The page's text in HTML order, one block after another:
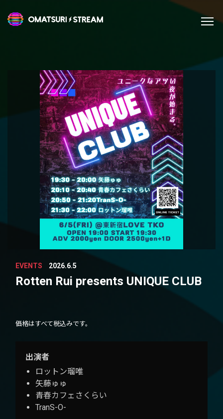
EVENTS 2026.6.5
Rotten Rui presents UNIQUE CLUB
価格はすべて税込みです。
出演者
ロットン瑠唯
矢藤ゅゅ
青春カフェさくらい
TranS-O-